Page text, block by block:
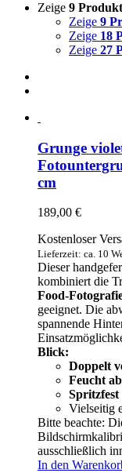
Zeige 9
Zeige 9
Zeige 18
Zeige 27
Grunge
cm
189,00 €
Kostenloser
Lieferzeit: ca. 10
Dieser
kombiniert die
Food-
geeignet. Die
spannende
Blick:
Doppelt
Feucht
Spritzfest
Vielseitig
Bitte beachte:
ausschließlich
In den